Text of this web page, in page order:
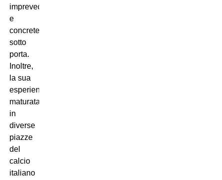
imprevedibilità
e
concretezza
sotto
porta.
Inoltre,
la sua
esperienza
maturata
in
diverse
piazze
del
calcio
italiano